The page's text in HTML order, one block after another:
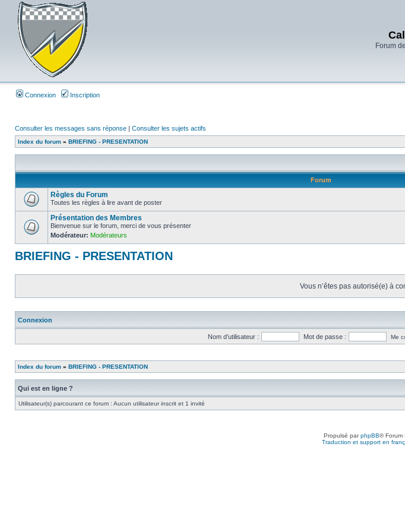
Forum
Connexion Inscription
Consulter les messages sans réponse | Consulter les sujets actifs
Index du forum » BRIEFING - PRESENTATION
Forum
Règles du Forum
Toutes les règles à lire avant de poster
Présentation des Membres
Bienvenue sur le forum, merci de vous présenter
Modérateur: Modérateurs
BRIEFING - PRESENTATION
Vous n’êtes pas autorisé(e) à
Connexion
Nom d’utilisateur : Mot de passe : Me
Index du forum » BRIEFING - PRESENTATION
Qui est en ligne ?
Utilisateur(s) parcourant ce forum : Aucun utilisateur inscrit et 1 invité
Propulsé parphpBB® Forum
Traduction et support en